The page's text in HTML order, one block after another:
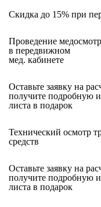
Скидка до 15% при
Проведение
в передвижном
мед. кабинете
Оставьте заявку на
получите подробную
листа в подарок
Технический осмотр
средств
Оставьте заявку на
получите подробную
листа в подарок